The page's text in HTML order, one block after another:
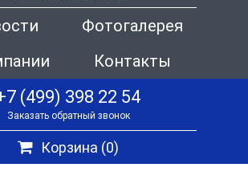
Фотогалерея
Контакты
(499) 398 22 54
Заказать обратный звонок
Корзина (0)